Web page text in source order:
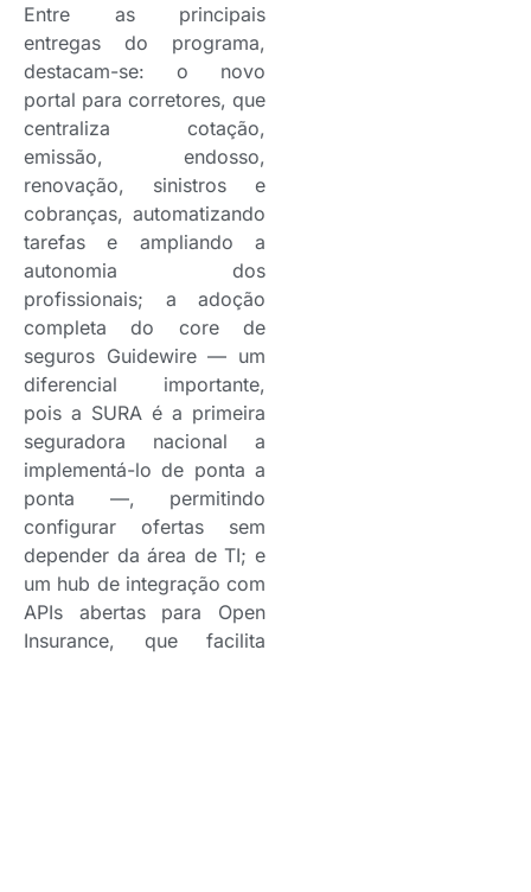
Entre as principais
entregas do programa,
destacam-se: o novo
portal para corretores, que
centraliza cotação,
emissão, endosso,
renovação, sinistros e
cobranças, automatizando
tarefas e ampliando a
autonomia dos
profissionais; a adoção
completa do core de
seguros Guidewire — um
diferencial importante,
pois a SURA é a primeira
seguradora nacional a
implementá-lo de ponta a
ponta —, permitindo
configurar ofertas sem
depender da área de TI; e
um hub de integração com
APIs abertas para Open
Insurance, que facilita